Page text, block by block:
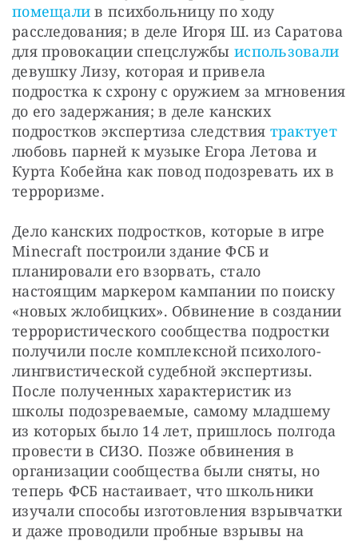
помещали в психбольницу по ходу
расследования; в деле Игоря Ш. из Саратова
для провокации спецслужбы использовали
девушку Лизу, которая и привела
подростка к схрону с оружием за мгновения
до его задержания; в деле канских
подростков экспертиза следствия трактует
любовь парней к музыке Егора Летова и
Курта Кобейна как повод подозревать их в
терроризме.
Дело канских подростков, которые в игре
Minecraft построили здание ФСБ и
планировали его взорвать, стало
настоящим маркером кампании по поиску
«новых жлобицких». Обвинение в создании
террористического сообщества подростки
получили после комплексной психолого-
лингвистической судебной экспертизы.
После полученных характеристик из
школы подозреваемые, самому младшему
из которых было 14 лет, пришлось полгода
провести в СИЗО. Позже обвинения в
организации сообщества были сняты, но
теперь ФСБ настаивает, что школьники
изучали способы изготовления взрывчатки
и даже проводили пробные взрывы на